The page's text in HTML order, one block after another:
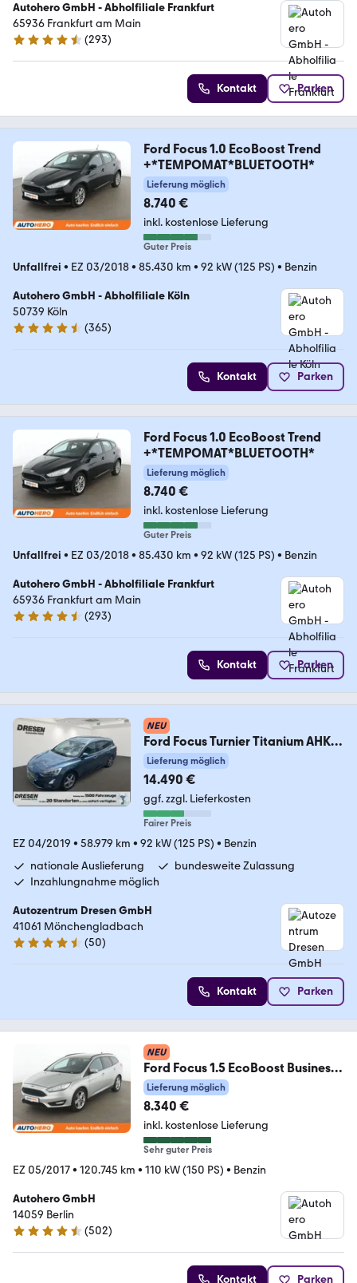
Autohero GmbH - Abholfiliale Frankfurt
65936 Frankfurt am Main
4.6 Sterne
(293)
Kontakt Parken
Ford Focus 1.0 EcoBoost Trend
+*TEMPOMAT*BLUETOOTH*
Lieferung möglich
8.740 €
inkl. kostenlose Lieferung
Guter Preis
Unfallfrei • EZ 03/2018• 85.430 km • 92 kW (125 PS) • Benzin
Autohero GmbH - Abholfiliale Köln
50739 Köln
4.6 Sterne
(365)
Kontakt Parken
Ford Focus 1.0 EcoBoost Trend
+*TEMPOMAT*BLUETOOTH*
Lieferung möglich
8.740 €
inkl. kostenlose Lieferung
Guter Preis
Unfallfrei • EZ 03/2018• 85.430 km • 92 kW (125 PS) • Benzin
Autohero GmbH - Abholfiliale Frankfurt
65936 Frankfurt am Main
4.6 Sterne
(293)
Kontakt Parken
NEU
Ford Focus Turnier Titanium AHK-
klappbar Navi LED App
Lieferung möglich
14.490 €
ggf. zzgl. Lieferkosten
Fairer Preis
EZ 04/2019 • 58.979 km • 92 kW (125 PS) • Benzin
nationale Auslieferung
bundesweite Zulassung
Inzahlungnahme möglich
Autozentrum Dresen GmbH
41061 Mönchengladbach
4.3 Sterne
(50)
Kontakt Parken
NEU
Ford Focus 1.5 EcoBoost Business
*NAVI*TEMPO*PDC*SHZ*
Lieferung möglich
8.340 €
inkl. kostenlose Lieferung
Sehr guter Preis
EZ 05/2017• 120.745 km • 110 kW (150 PS) • Benzin
Autohero GmbH
14059 Berlin
4.5 Sterne
(502)
Kontakt Parken